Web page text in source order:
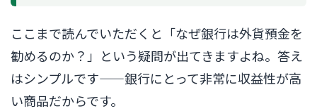
ここまで読んでいただくと「なぜ銀行は外貨預金を
勧めるのか？」という疑問が出てきますよね。答え
はシンプルです——銀行にとって非常に収益性が高
い商品だからです。